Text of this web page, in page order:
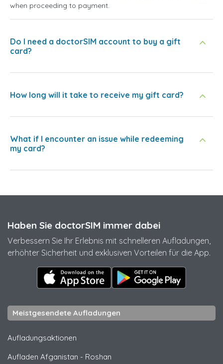
when proceeding to payment.
Do I need a doctorSIM account to buy a gift
card?
How long will it take to receive my gift card?
What if I encounter an issue while redeeming
my card?
Haben Sie doctorSIM immer dabei
Verbessern Sie Ihr Erlebnis mit schnelleren Aufladungen,
erhöhter Sicherheit und exklusiven Vorteilen für die App.
Meistgesendete Aufladungen
Aufladungsaktionen
Aufladen Afganistan - Roshan